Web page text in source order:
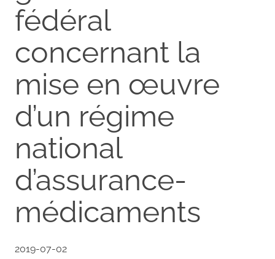
fédéral
concernant la
mise en œuvre
d’un régime
national
d’assurance-
médicaments
2019-07-02